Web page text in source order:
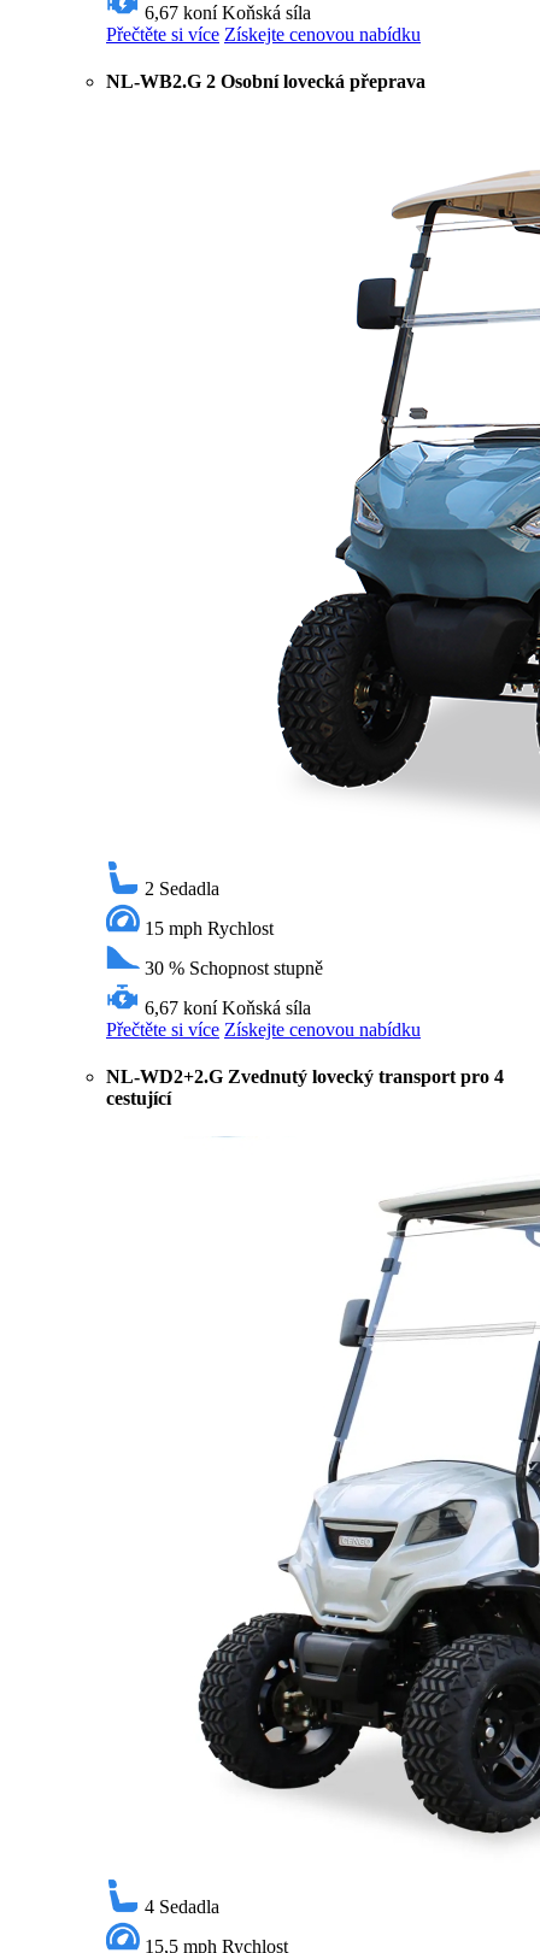
6,67 koní Koňská síla
Přečtěte si více Získejte cenovou nabídku
NL-WB2.G 2 Osobní lovecká přeprava
2 Sedadla
15 mph Rychlost
30 % Schopnost stupně
6,67 koní Koňská síla
Přečtěte si více Získejte cenovou nabídku
NL-WD2+2.G Zvednutý lovecký transport pro 4
cestující
4 Sedadla
15,5 mph Rychlost